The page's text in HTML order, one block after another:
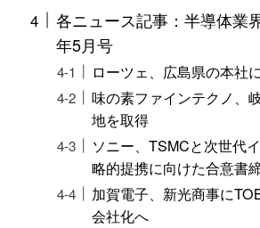
各ニュース記事：半導体業
年5月号
ローツェ、広島県の本社
味の素ファインテクノ、
地を取得
ソニー、TSMCと次世代
略的提携に向けた合意書
加賀電子、新光商事に
会社化へ